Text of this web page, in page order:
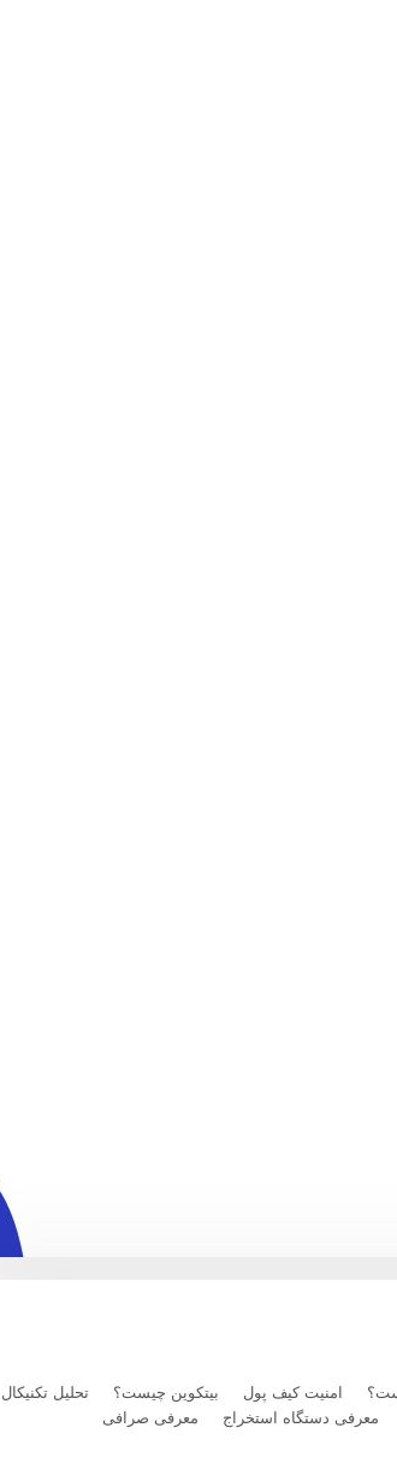
امنیت کیف پول بیتکوین چیست؟
تحلیل تکنیکال
معرفی دستگاه استخراج
معرفی صرافی